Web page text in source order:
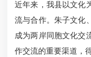
近年来，我县以文化
流与合作。朱子文化
成为两岸同胞文化交
作交流的重要渠道，